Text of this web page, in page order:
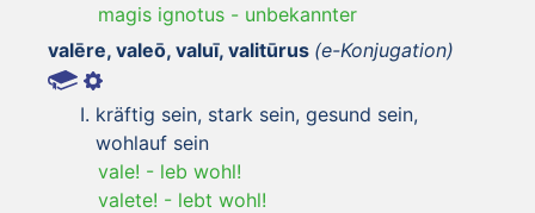
magis ignotus - unbekannter
valēre, valeō, valuī, valitūrus (e-Konjugation)
kräftig sein, stark sein, gesund sein,
wohlauf sein
vale! - leb wohl!
valete! - lebt wohl!